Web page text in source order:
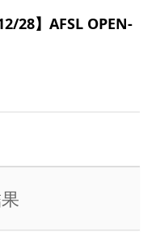
28】AFSL OPEN-